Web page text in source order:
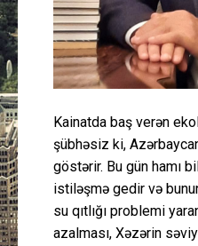
Kainatda baş verən
şübhəsiz ki,
göstərir. Bu gün hamı
istiləşmə gedir və
su qıtlığı problemi
azalması, Xəzərin